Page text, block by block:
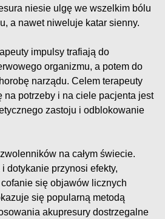
niesie ulgę we wszelkim bólu
a nawet niweluje katar sienny.
impulsy trafiają do
organizmu, a potem do
narządu. Celem terapeuty
na potrzeby i na ciele pacjenta jest
zastoju i odblokowanie
na całym świecie.
dotykanie przynosi efekty,
się objawów licznych
się popularną metodą
akupresury dostrzegalne